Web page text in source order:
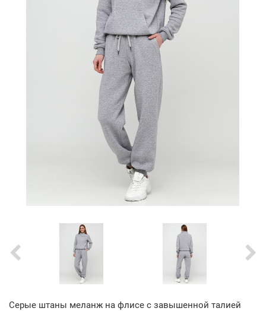
Серые штаны меланж на флисе с завышенной талией